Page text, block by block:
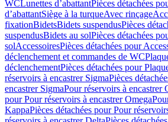
WCLunettes d’abattantPièces détachées
d’abattantSiège à la turqueAvec rinçage
fixationBidetsBidets suspendusPièces
suspendusBidets au solPièces détachées
solAccessoiresPièces détachées pour
déclenchement et commandes de WC
déclenchementPièces détachées pour
réservoirs à encastrer SigmaPièces
encastrer SigmaPour réservoirs à encastrer
pour Pour réservoirs à encastrer Omega
KappaPièces détachées pour Pour